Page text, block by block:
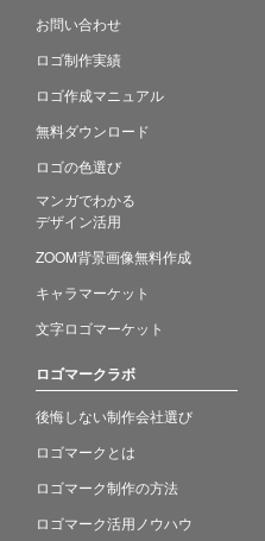
お問い合わせ
ロゴ制作実績
ロゴ作成マニュアル
無料ダウンロード
ロゴの色選び
マンガでわかる
デザイン活用
ZOOM背景画像無料作成
キャラマーケット
文字ロゴマーケット
ロゴマークラボ
後悔しない制作会社選び
ロゴマークとは
ロゴマーク制作の方法
ロゴマーク活用ノウハウ